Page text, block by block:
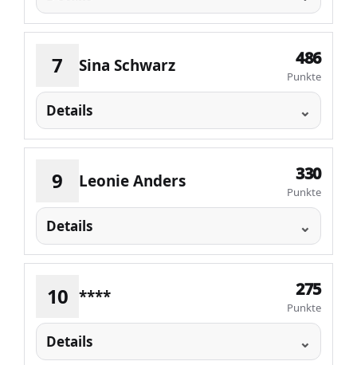
7 Sina Schwarz 486
Punkte
Details
9 Leonie Anders 330
Punkte
Details
10 **** 275
Punkte
Details